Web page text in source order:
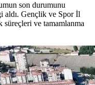
son durumunu
aldı. Gençlik ve Spor İl
süreçleri ve tamamlanma